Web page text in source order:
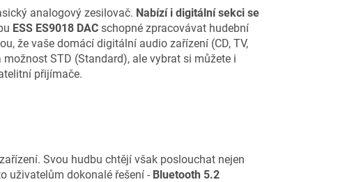
analogový zesilovač. Nabízí i digitální sekci se
ESS ES9018 DAC schopné zpracovávat hudební
že vaše domácí digitální audio zařízení (CD, TV,
STD (Standard), ale vybrat si můžete i
přijímače.
Svou hudbu chtějí však poslouchat nejen
uživatelům dokonalé řešení - Bluetooth 5.2